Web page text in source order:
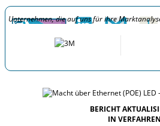
Unternehmen, die auf uns für ihre
BERICHT
IN VERFAHREN